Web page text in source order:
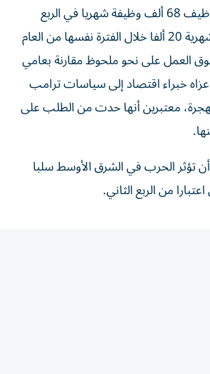
وبلغ متوسط نمو التوظيف 68 ألف وظيفة شهريا في الربع
‌الأول، مقارنة بزيادة ‌شهرية 20 ألفا خلال الفترة ⁠نفسها من العام
العمل ‌على نحو ملحوظ مقارنة بعامي
فيما عزاه خبراء اقتصاد إلى سياسات ترامب
معتبرين أنها حدت من الطلب على
تؤثر الحرب في الشرق الأوسط سلبا
من الربع الثاني.